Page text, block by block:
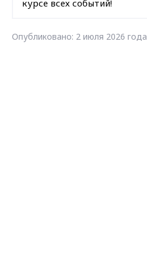
курсе всех событий!
Опубликовано: 2 июля 2026 года